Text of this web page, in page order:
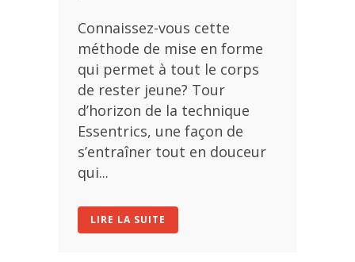
Connaissez-vous cette
méthode de mise en forme
qui permet à tout le corps
de rester jeune? Tour
d’horizon de la technique
Essentrics, une façon de
s’entraîner tout en douceur
qui...
LIRE LA SUITE